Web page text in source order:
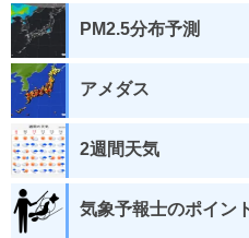
PM2.5分布予測
アメダス
2週間天気
気象予報士のポイン